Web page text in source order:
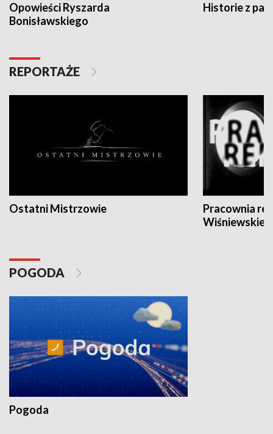
Opowieści Ryszarda
Bonisławskiego
Historie z
REPORTAŻE
Ostatni Mistrzowie
Pracownia
POGODA
Pogoda